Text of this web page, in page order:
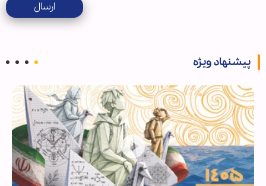
ارسال
پیشنهاد ویژه